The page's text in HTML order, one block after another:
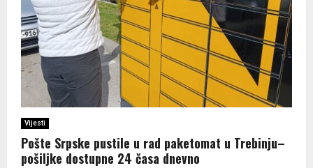
Vijesti
Pošte Srpske pustile u rad paketomat u Trebinju–
pošiljke dostupne 24 časa dnevno